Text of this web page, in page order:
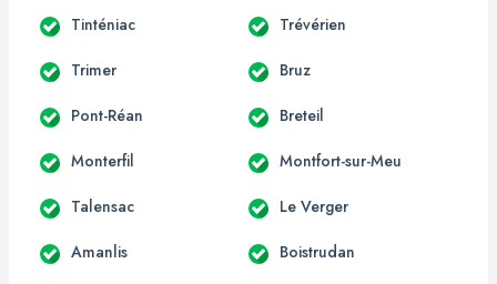
Tinténiac Trévérien
Trimer Bruz
Pont-Réan Breteil
Monterfil Montfort-sur-Meu
Talensac Le Verger
Amanlis Boistrudan